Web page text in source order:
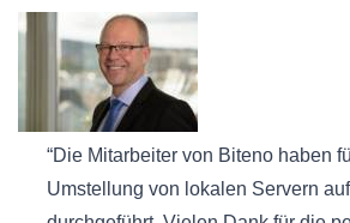
Die Mitarbeiter von Biteno haben
Umstellung von lokalen Servern